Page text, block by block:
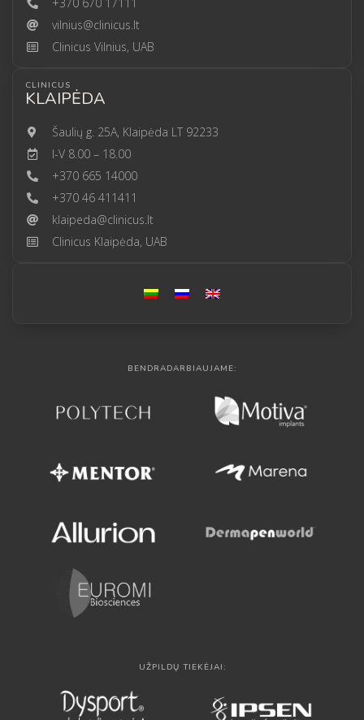
vilnius@clinicus.lt
Clinicus Vilnius, UAB
CLINICUS
KLAIPĖDA
Šaulių g. 25A, Klaipėda LT 92233
I-V 8.00 – 18.00
+370 665 14000
+370 46 411411
klaipeda@clinicus.lt
Clinicus Klaipėda, UAB
BENDRADARBIAUJAME:
UŽPILDŲ TIEKĖJAI: